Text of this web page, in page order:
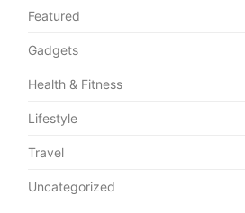
Featured
Gadgets
Health & Fitness
Lifestyle
Travel
Uncategorized